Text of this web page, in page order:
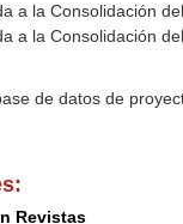
a la Consolidación
a la Consolidación
de datos de
Revistas